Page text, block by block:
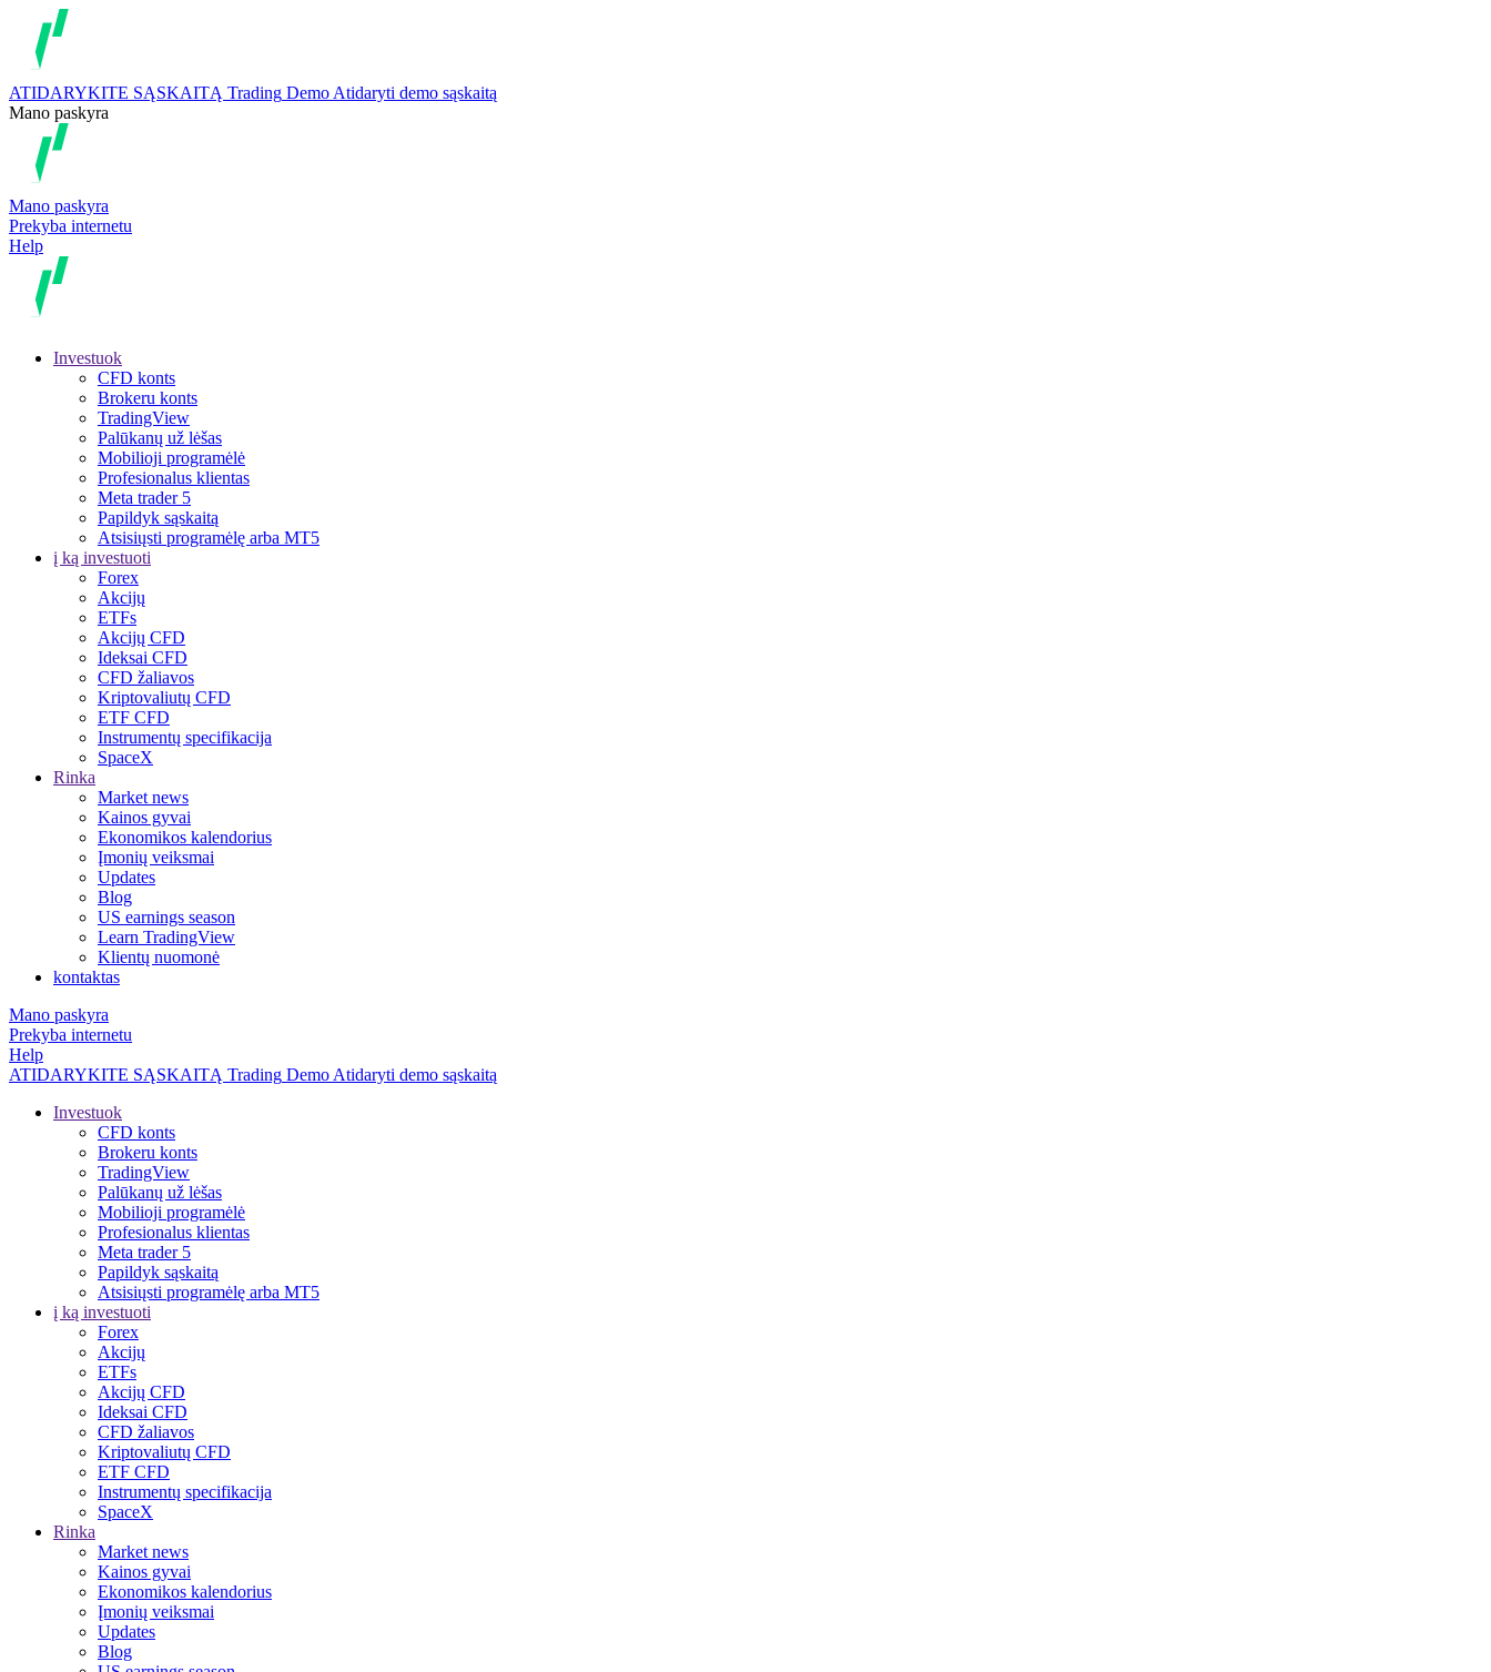
ATIDARYKITE SĄSKAITĄ Trading Demo Atidaryti demo sąskaitą
Mano paskyra
Mano paskyra
Prekyba internetu
Help
Investuok
CFD konts
Brokeru konts
TradingView
Palūkanų už lėšas
Mobilioji programėlė
Profesionalus klientas
Meta trader 5
Papildyk sąskaitą
Atsisiųsti programėlę arba MT5
į ką investuoti
Forex
Akcijų
ETFs
Akcijų CFD
Ideksai CFD
CFD žaliavos
Kriptovaliutų CFD
ETF CFD
Instrumentų specifikacija
SpaceX
Rinka
Market news
Kainos gyvai
Ekonomikos kalendorius
Įmonių veiksmai
Updates
Blog
US earnings season
Learn TradingView
Klientų nuomonė
kontaktas
Mano paskyra
Prekyba internetu
Help
ATIDARYKITE SĄSKAITĄ Trading Demo Atidaryti demo sąskaitą
Investuok
CFD konts
Brokeru konts
TradingView
Palūkanų už lėšas
Mobilioji programėlė
Profesionalus klientas
Meta trader 5
Papildyk sąskaitą
Atsisiųsti programėlę arba MT5
į ką investuoti
Forex
Akcijų
ETFs
Akcijų CFD
Ideksai CFD
CFD žaliavos
Kriptovaliutų CFD
ETF CFD
Instrumentų specifikacija
SpaceX
Rinka
Market news
Kainos gyvai
Ekonomikos kalendorius
Įmonių veiksmai
Updates
Blog